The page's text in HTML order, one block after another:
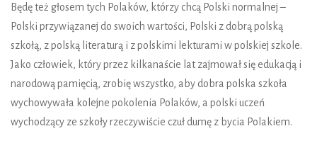
Będę też głosem tych Polaków, którzy chcą Polski normalnej –
Polski przywiązanej do swoich wartości, Polski z dobrą polską
szkołą, z polską literaturą i z polskimi lekturami w polskiej szkole.
Jako człowiek, który przez kilkanaście lat zajmował się edukacją i
narodową pamięcią, zrobię wszystko, aby dobra polska szkoła
wychowywała kolejne pokolenia Polaków, a polski uczeń
wychodzący ze szkoły rzeczywiście czuł dumę z bycia Polakiem.